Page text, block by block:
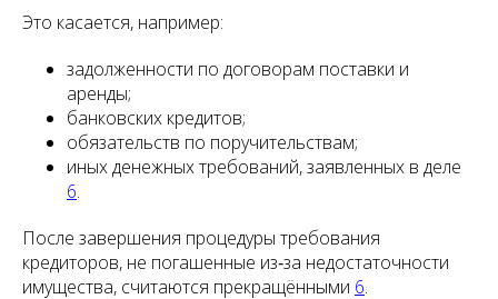
Это касается, например:
задолженности по договорам поставки и
аренды;
банковских кредитов;
обязательств по поручительствам;
иных денежных требований, заявленных в деле
6.
После завершения процедуры требования
кредиторов, не погашенные из‑за недостаточности
имущества, считаются прекращёнными 6.